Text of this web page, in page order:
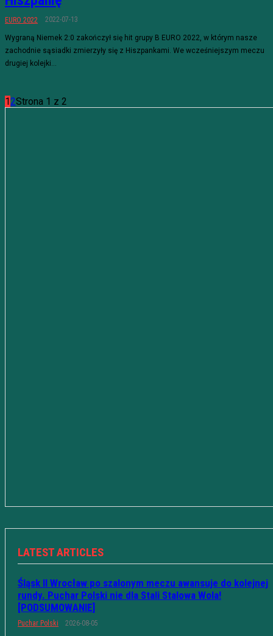
EURO 2022 2022-07-13
Wygraną Niemek 2:0 zakończył się hit grupy B EURO 2022, w którym nasze
zachodnie sąsiadki zmierzyły się z Hiszpankami. We wcześniejszym meczu
drugiej kolejki...
12Strona 1 z 2
LATEST ARTICLES
Śląsk II Wrocław po szalonym meczu awansuje do kolejnej
rundy. Puchar Polski nie dla Stali Stalowa Wola!
[PODSUMOWANIE]
Puchar Polski 2026-08-05